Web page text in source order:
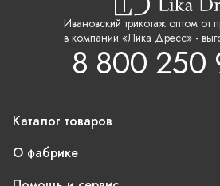
Ивановский трикотаж оптом от
в компании «Лика Дресс» -
8 800 250
Каталог товаров
О фабрике